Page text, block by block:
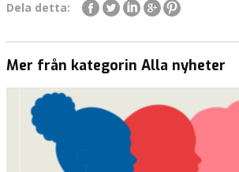
Dela detta:
Mer från kategorin Alla nyheter